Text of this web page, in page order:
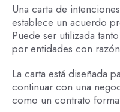
Una carta de
establece un acuerdo
Puede ser utilizada
por entidades con
La carta está diseñada
continuar con una
como un contrato